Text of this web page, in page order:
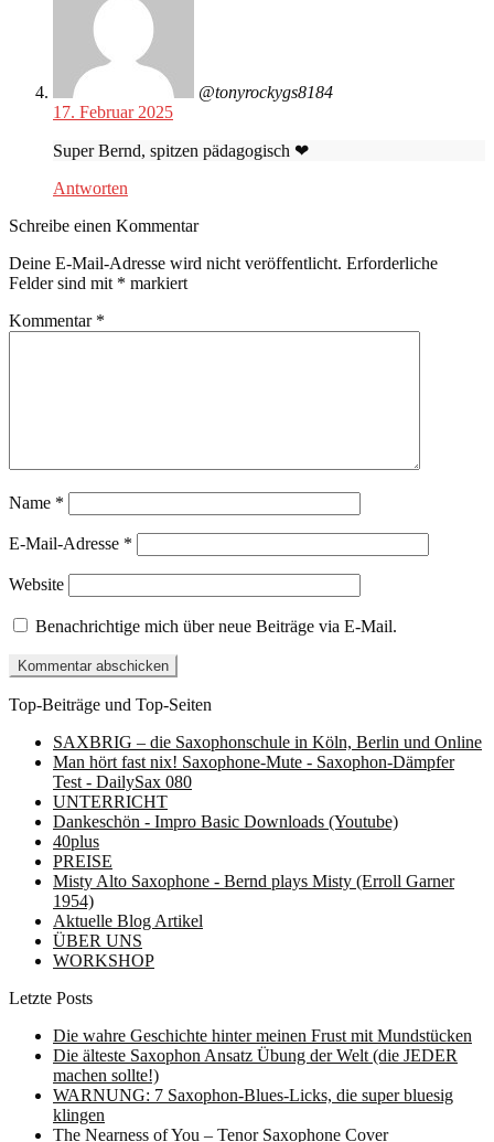
@tonyrockygs8184
17. Februar 2025
Super Bernd, spitzen pädagogisch ❤
Antworten
Schreibe einen Kommentar
Deine E-Mail-Adresse wird nicht veröffentlicht. Erforderliche
Felder sind mit * markiert
Kommentar *
Name *
E-Mail-Adresse *
Website
Benachrichtige mich über neue Beiträge via E-Mail.
Top-Beiträge und Top-Seiten
SAXBRIG – die Saxophonschule in Köln, Berlin und Online
Man hört fast nix! Saxophone-Mute - Saxophon-Dämpfer
Test - DailySax 080
UNTERRICHT
Dankeschön - Impro Basic Downloads (Youtube)
40plus
PREISE
Misty Alto Saxophone - Bernd plays Misty (Erroll Garner
1954)
Aktuelle Blog Artikel
ÜBER UNS
WORKSHOP
Letzte Posts
Die wahre Geschichte hinter meinen Frust mit Mundstücken
Die älteste Saxophon Ansatz Übung der Welt (die JEDER
machen sollte!)
WARNUNG: 7 Saxophon-Blues-Licks, die super bluesig
klingen
The Nearness of You – Tenor Saxophone Cover